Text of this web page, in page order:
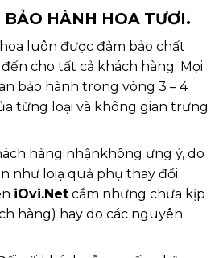
HÀNH HOA TƯƠI.
luôn được đảm bảo chất
cho tất cả khách hàng. Mọi
bảo hành trong vòng 3 – 4
từng loại và không gian trưng
hàng nhậnkhông ưng ý, do
như loiạ quả phụ thay đổi
iOvi.Net cắm nhưng chưa kịp
hàng) hay do các nguyên